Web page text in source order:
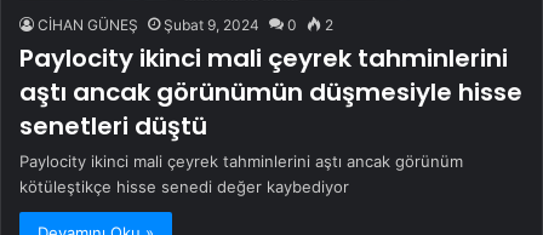
CİHAN GÜNEŞ Şubat 9, 2024 0 2
Paylocity ikinci mali çeyrek tahminlerini
aştı ancak görünümün düşmesiyle hisse
senetleri düştü
Paylocity ikinci mali çeyrek tahminlerini aştı ancak görünüm
kötüleştikçe hisse senedi değer kaybediyor